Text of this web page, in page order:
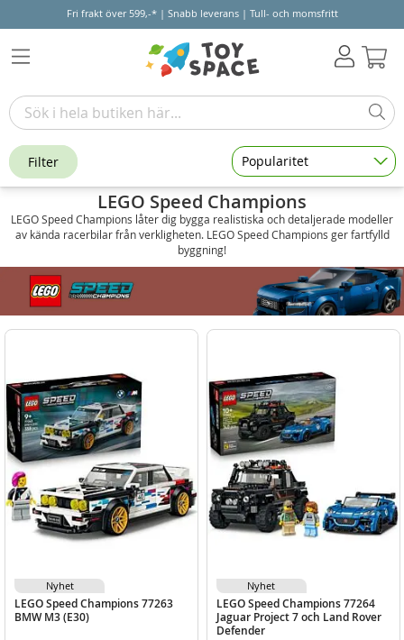
Fri frakt över 599,-* | Snabb leverans | Tull- och momsfritt
LEGO Speed Champions
LEGO Speed Champions låter dig bygga realistiska och detaljerade modeller
av kända racerbilar från verkligheten. LEGO Speed Champions ger fartfylld
byggning!
LEGO Speed Champions 77263
BMW M3 (E30)
Nyhet
LEGO Speed Champions 77264
Jaguar Project 7 och Land Rover
Defender
Nyhet
Filter Popularitet